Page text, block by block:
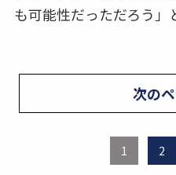
も可能性だっただろう」
次の
1 2